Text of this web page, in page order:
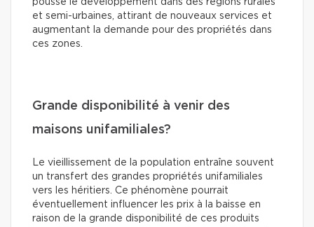
pousse le développement dans des régions rurales
et semi-urbaines, attirant de nouveaux services et
augmentant la demande pour des propriétés dans
ces zones.
Grande disponibilité à venir des
maisons unifamiliales?
Le vieillissement de la population entraîne souvent
un transfert des grandes propriétés unifamiliales
vers les héritiers. Ce phénomène pourrait
éventuellement influencer les prix à la baisse en
raison de la grande disponibilité de ces produits